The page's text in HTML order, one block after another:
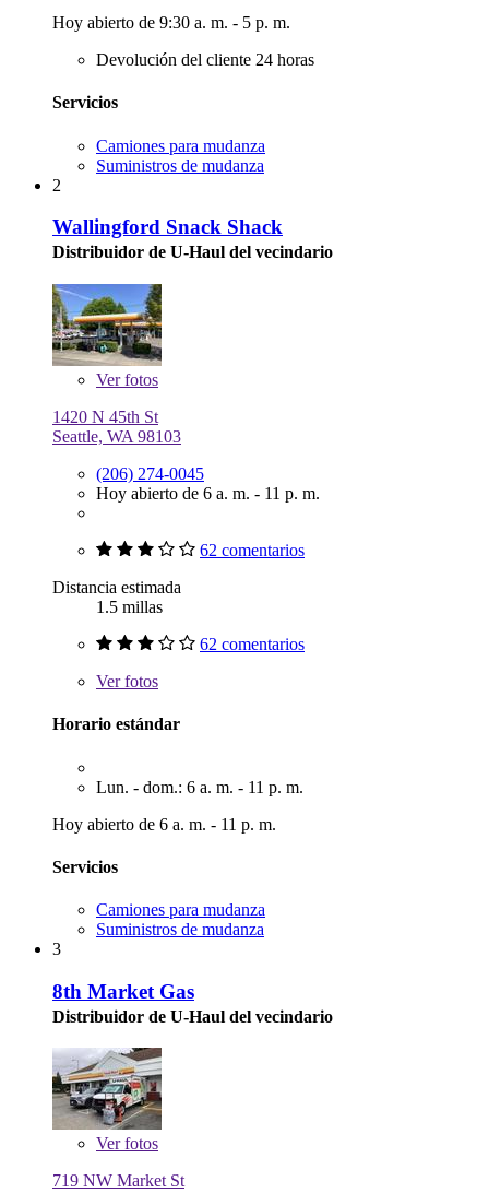
Hoy abierto de 9:30 a. m. - 5 p. m.
Devolución del cliente 24 horas
Servicios
Camiones para mudanza
Suministros de mudanza
2
Wallingford Snack Shack
Distribuidor de U-Haul del vecindario
Verfotos
1420 N 45th St
Seattle, WA 98103
(206) 274-0045
Hoy abierto de 6 a. m. - 11 p. m.
62 comentarios
Distancia estimada
1.5 millas
62 comentarios
Verfotos
Horario estándar
Lun. - dom.: 6 a. m. - 11 p. m.
Hoy abierto de 6 a. m. - 11 p. m.
Servicios
Camiones para mudanza
Suministros de mudanza
3
8th Market Gas
Distribuidor de U-Haul del vecindario
Verfotos
719 NW Market St